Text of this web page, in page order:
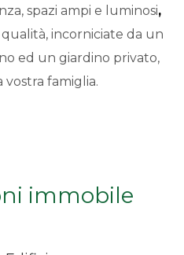
spazi ampi e luminosi,
incorniciate da un
ed un giardino privato,
famiglia.
al piano terra
immobile